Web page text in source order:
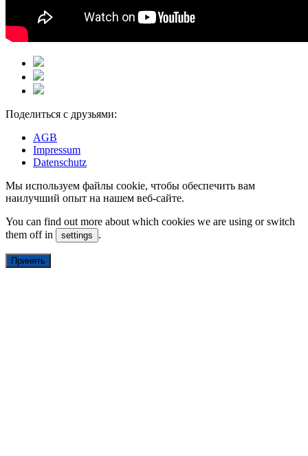
Поделиться с друзьями:
AGB
Impressum
Datenschutz
Мы используем файлы cookie, чтобы обеспечить вам
наилучший опыт на нашем веб-сайте.
You can find out more about which cookies we are using or switch
them off in
settings .
Принять